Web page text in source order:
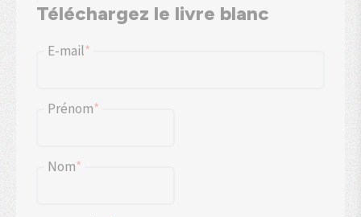
Téléchargez le livre blanc
E-mail*
Prénom*
Nom*